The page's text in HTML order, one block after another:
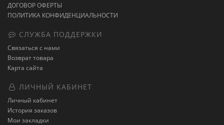
ДОГОВОР ОФЕРТЫ
ПОЛИТИКА КОНФИДЕНЦИАЛЬНОСТИ
СЛУЖБА ПОДДЕРЖКИ
Связаться с нами
Возврат товара
Карта сайта
ЛИЧНЫЙ КАБИНЕТ
Личный кабинет
История заказов
Мои закладки